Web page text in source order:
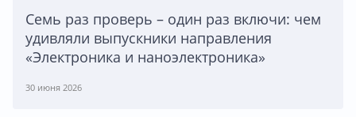
Семь раз проверь – один раз включи: чем
удивляли выпускники направления
«Электроника и наноэлектроника»
30 июня 2026